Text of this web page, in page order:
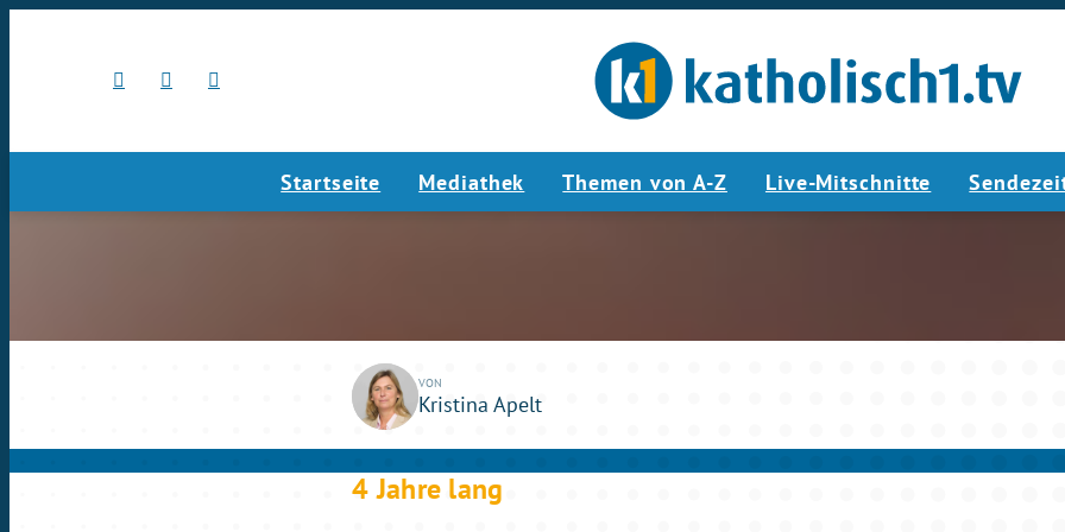
Startseite Mediathek Themen von A-Z Live-Mitschnitte
VON
Kristina Apelt
4 Jahre lang